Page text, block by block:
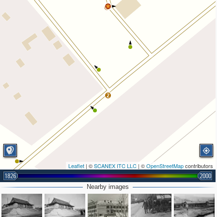
2
3
Leaflet | ©SCANEX ITC LLC | ©OpenStreetMapcontributors
1826 2000
Nearby images